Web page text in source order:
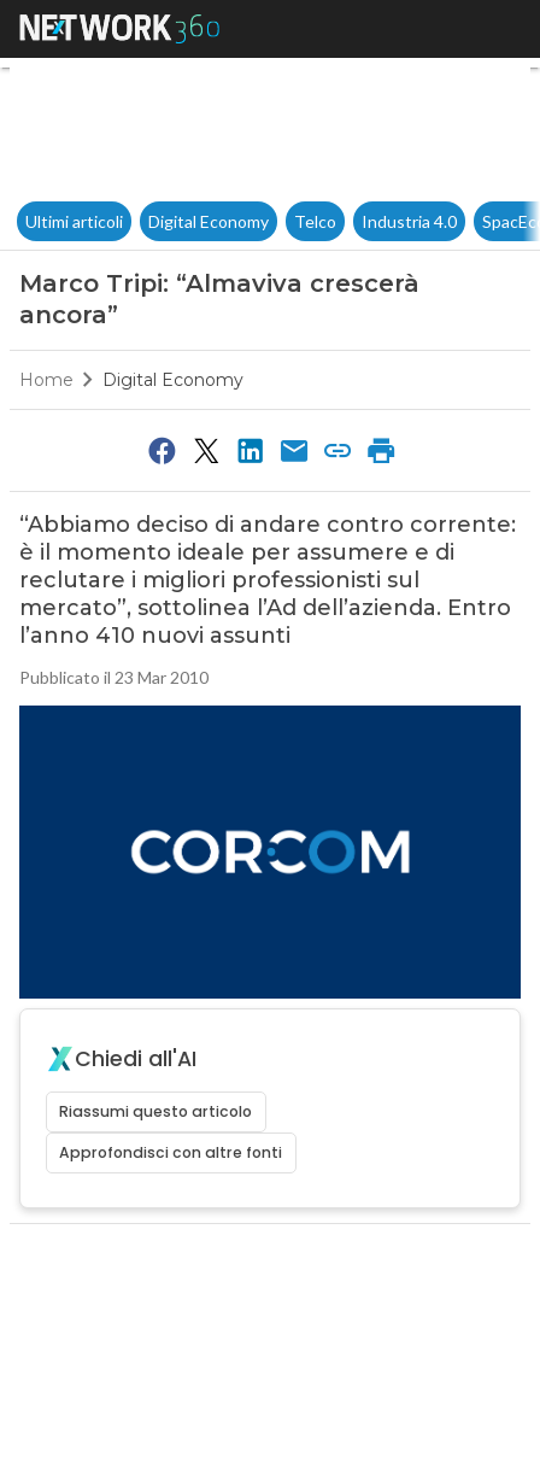
Marco Tripi: “Almaviva
Ultimi articoli Digital Economy Telco Industria 4.0
Marco Tripi: “Almaviva crescerà
ancora”
Home Digital Economy
“Abbiamo deciso di andare contro corrente:
è il momento ideale per assumere e di
reclutare i migliori professionisti sul
mercato”, sottolinea l’Ad dell’azienda. Entro
l’anno 410 nuovi assunti
Pubblicato il 23 Mar 2010
Chiedi all'AI
Riassumi questo articolo
Approfondisci con altre fonti